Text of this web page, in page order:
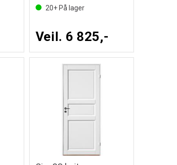
20+På lager
Veil. 6 825,-